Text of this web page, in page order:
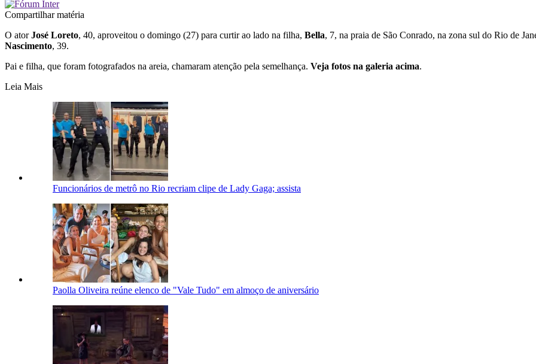
Compartilhar matéria
O atorJosé Loreto, 40, aproveitou o domingo (27) para curtir ao lado na filha, Bella, 7, na praia de São Conrado, na zona sul do Rio de
Nascimento, 39.
Pai e filha, que foram fotografados na areia, chamaram atenção pela semelhança. Veja fotos na galeria acima.
Leia Mais
Funcionários de metrô no Rio recriam clipe de Lady Gaga; assista
Paolla Oliveira reúne elenco de "Vale Tudo" em almoço de aniversário